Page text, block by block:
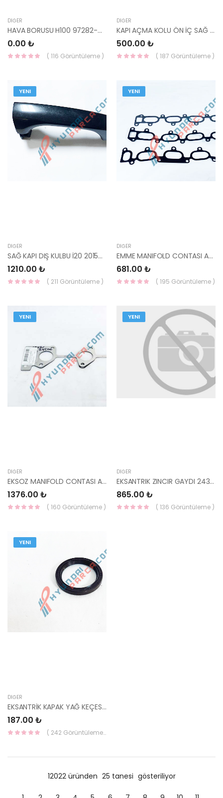
DIĞER
HAVA BORUSU H100 97282-43801-HMC
0.00 ₺
( 116 Görüntüleme )
DIĞER
KAPI AÇMA KOLU ÖN İÇ SAĞ H100 KAMYONET 82620-4F000-HMC
500.00 ₺
( 187 Görüntüleme )
YENI
DIĞER
SAĞ KAPI DIŞ KULBU İ20 2015- 82661-C8050 82661-C7050-HMC
1210.00 ₺
( 211 Görüntüleme )
YENI
DIĞER
EMME MANIFOLD CONTASI ACCENT DİZEL 28411-27500-HMC
681.00 ₺
( 195 Görüntüleme )
YENI
DIĞER
EKSOZ MANIFOLD CONTASI ACCENT DİZEL 2852127500-HMC
1376.00 ₺
( 160 Görüntüleme )
YENI
DIĞER
EKSANTRIK ZINCIR GAYDI 24387-2A010-YS
865.00 ₺
( 136 Görüntüleme )
YENI
DIĞER
EKSANTRİK KAPAK YAĞ KEÇESİ ERA/BLUE/GETZ/İ20 21361-2A200-HMC
187.00 ₺
( 242 Görüntüleme )
12022 üründen 25 tanesi gösteriliyor